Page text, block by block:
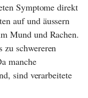
Symptome direkt
auf und äussern
Mund und Rachen.
zu schwereren
manche
sind verarbeitete